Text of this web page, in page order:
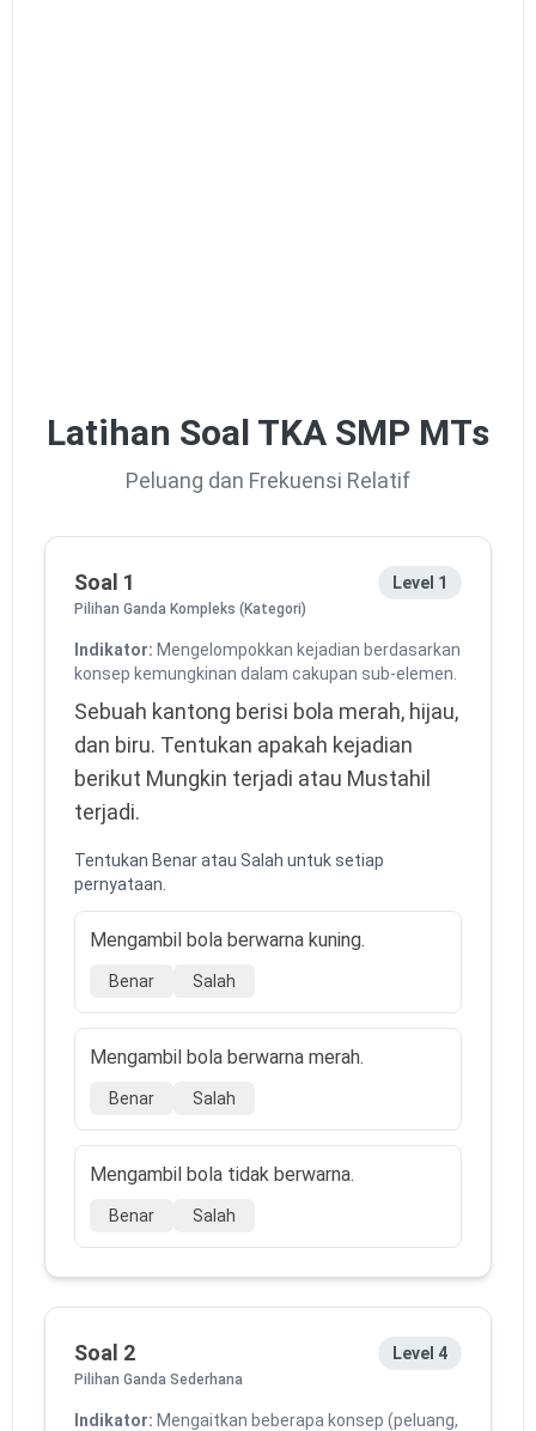
Latihan Soal TKA SMP MTs
Peluang dan Frekuensi Relatif
Soal 1
Pilihan Ganda Kompleks (Kategori)
Level 1
Indikator: Mengelompokkan kejadian berdasarkan
konsep kemungkinan dalam cakupan sub-elemen.
Sebuah kantong berisi bola merah, hijau,
dan biru. Tentukan apakah kejadian
berikut Mungkin terjadi atau Mustahil
terjadi.
Tentukan Benar atau Salah untuk setiap
pernyataan.
Mengambil bola berwarna kuning.
Benar Salah
Mengambil bola berwarna merah.
Benar Salah
Mengambil bola tidak berwarna.
Benar Salah
Soal 2
Pilihan Ganda Sederhana
Level 4
Indikator: Mengaitkan beberapa konsep (peluang,